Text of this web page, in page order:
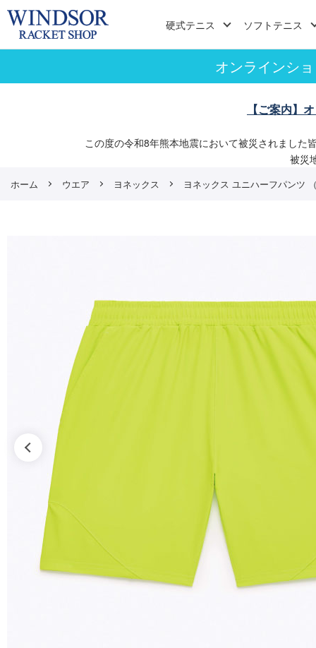
硬式テニス ソフトテニス
オンラインシ
【ご案内】
この度の令和8年熊本地震において被災されました
被災
ホーム ウエア ヨネックス ヨネックス ユニハーフパンツ